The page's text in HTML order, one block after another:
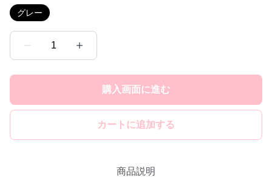
グレー
1
購入画面に進む
カートに追加する
商品説明